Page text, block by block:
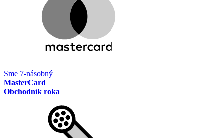
Sme 7-násobný
MasterCard
Obchodník roka